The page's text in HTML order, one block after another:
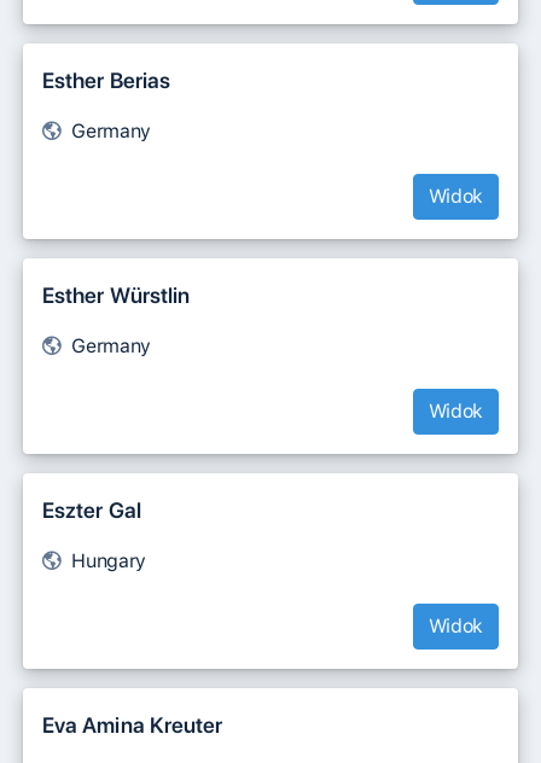
Esther Berias
Germany
Widok
Esther Würstlin
Germany
Widok
Eszter Gal
Hungary
Widok
Eva Amina Kreuter